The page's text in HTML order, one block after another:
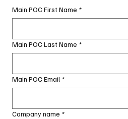
Main POC First Name *
Main POC Last Name *
Main POC Email *
Company name *